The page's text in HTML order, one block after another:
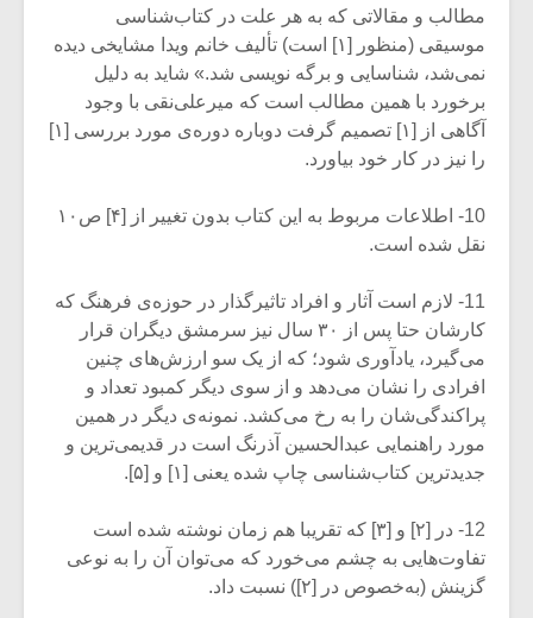
مطالب و مقالاتی که به هر علت در کتاب‌شناسی
موسیقی (منظور [۱] است) تألیف خانم ویدا مشایخی دیده
نمی‌شد، شناسایی و برگه نویسی شد.» شاید به دلیل
برخورد با همین مطالب است که میرعلی‌نقی با وجود
آگاهی از [۱] تصمیم گرفت دوباره دوره‌ی مورد بررسی [۱]
را نیز در کار خود بیاورد.
10- اطلاعات مربوط به این کتاب بدون تغییر از [۴] ص۱۰
نقل شده است.
11- لازم است آثار و افراد تاثیرگذار در حوزه‌ی فرهنگ که
کارشان حتا پس از ۳۰ سال نیز سرمشق دیگران قرار
می‌گیرد، یادآوری شود؛ که از یک سو ارزش‌های چنین
افرادی را نشان می‌دهد و از سوی دیگر کمبود تعداد و
پراکندگی‌شان را به رخ می‌کشد. نمونه‌ی دیگر در همین
مورد راهنمایی عبدالحسین آذرنگ است در قدیمی‌ترین و
جدید‌ترین کتاب‌شناسی چاپ شده یعنی [۱] و [۵].
12- در [۲] و [۳] که تقریبا هم زمان نوشته شده‌ است
تفاوت‌هایی به چشم می‌خورد که می‌توان آن را به نوعی
گزینش (به‌خصوص در [۲]) نسبت داد.